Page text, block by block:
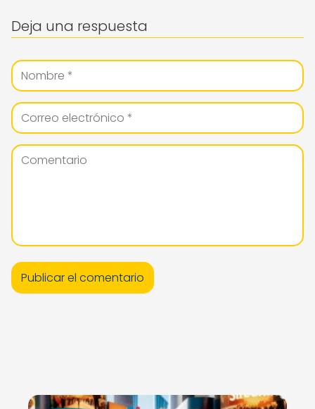
Deja una respuesta